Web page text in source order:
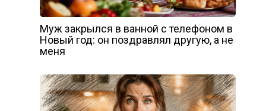
Муж закрылся в ванной с телефоном в
Новый год: он поздравлял другую, а не
меня